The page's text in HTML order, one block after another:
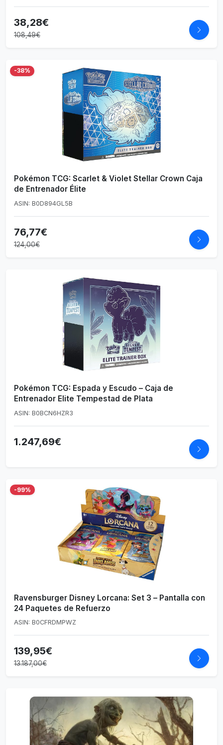
38,28€
108,49€
-38%
Pokémon TCG: Scarlet & Violet Stellar Crown Caja
de Entrenador Élite
ASIN: B0D894GL5B
76,77€
124,00€
Pokémon TCG: Espada y Escudo – Caja de
Entrenador Elite Tempestad de Plata
ASIN: B0BCN6HZR3
1.247,69€
-99%
Ravensburger Disney Lorcana: Set 3 – Pantalla con
24 Paquetes de Refuerzo
ASIN: B0CFRDMPWZ
139,95€
13.187,00€